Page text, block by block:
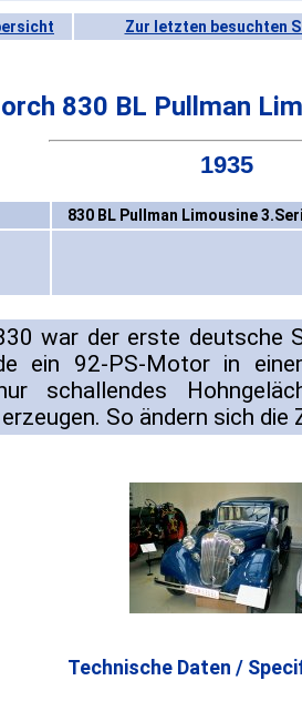
Zur letzten besuchten
830 BL Pullman
1935
830 BL Pullman Limousine
war der erste deutsche
ein 92-PS-Motor in
schallendes
So ändern sich die
Technische Daten /